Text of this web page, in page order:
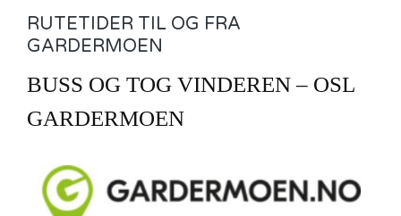
RUTETIDER TIL OG FRA
GARDERMOEN
BUSS OG TOG VINDEREN – OSL
GARDERMOEN